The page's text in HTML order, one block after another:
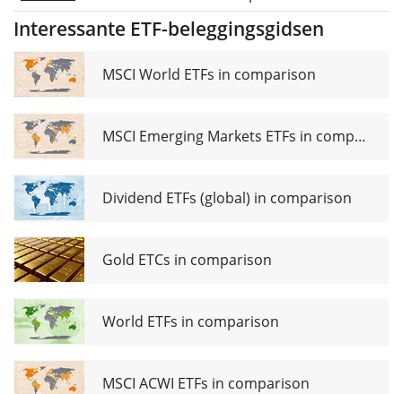
Intelligence
Enablers
UCITS ETF
Acc
Interessante ETF-beleggingsgidsen
MSCI World ETFs in comparison
MSCI Emerging Markets ETFs in comparison
Dividend ETFs (global) in comparison
Gold ETCs in comparison
World ETFs in comparison
MSCI ACWI ETFs in comparison